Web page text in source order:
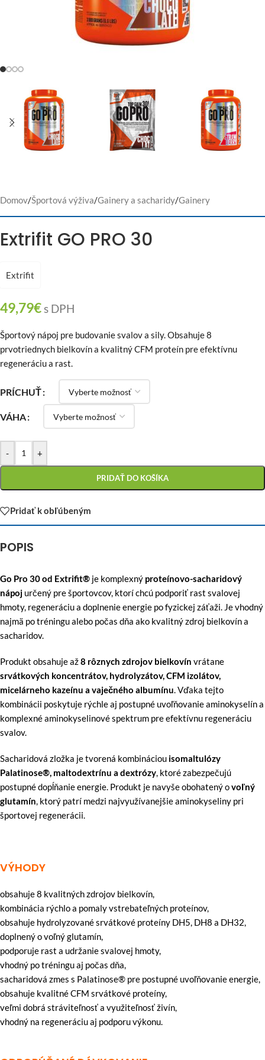
Domov/Športová výživa/Gainery a sacharidy/Gainery
Extrifit GO PRO 30
Extrifit
49,79€s DPH
Športový nápoj pre budovanie svalov a sily. Obsahuje 8
prvotriednych bielkovín a kvalitný CFM proteín pre efektívnu
regeneráciu a rast.
PRÍCHUŤ
VÁHA
- +
PRIDAŤ DO KOŠÍKA
Pridať k obľúbeným
POPIS
Go Pro 30 od Extrifit® je komplexný proteínovo-sacharidový
nápoj určený pre športovcov, ktorí chcú podporiť rast svalovej
hmoty, regeneráciu a doplnenie energie po fyzickej záťaži. Je vhodný
najmä po tréningu alebo počas dňa ako kvalitný zdroj bielkovín a
sacharidov.
Produkt obsahuje až8 rôznych zdrojov bielkovín vrátane
srvátkových koncentrátov, hydrolyzátov, CFM izolátov,
micelárneho kazeínu a vaječného albumínu . Vďaka tejto
kombinácii poskytuje rýchle aj postupné uvoľňovanie aminokyselín a
komplexné aminokyselinové spektrum pre efektívnu regeneráciu
svalov.
Sacharidová zložka je tvorená kombináciou isomaltulózy
Palatinose®, maltodextrínu a dextrózy , ktoré zabezpečujú
postupné dopĺňanie energie. Produkt je navyše obohatený ovoľný
glutamín , ktorý patrí medzi najvyužívanejšie aminokyseliny pri
športovej regenerácii.
VÝHODY
obsahuje 8 kvalitných zdrojov bielkovín,
kombinácia rýchlo a pomaly vstrebateľných proteínov,
obsahuje hydrolyzované srvátkové proteíny DH5, DH8 a DH32,
doplnený o voľný glutamín,
podporuje rast a udržanie svalovej hmoty,
vhodný po tréningu aj počas dňa,
sacharidová zmes s Palatinose® pre postupné uvoľňovanie energie,
obsahuje kvalitné CFM srvátkové proteíny,
veľmi dobrá stráviteľnosť a využiteľnosť živín,
vhodný na regeneráciu aj podporu výkonu.